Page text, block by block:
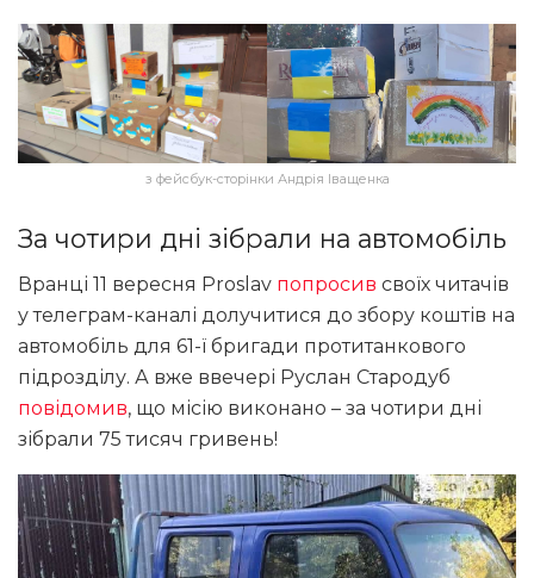
з фейсбук-сторінки Андрія Іващенка
За чотири дні зібрали на автомобіль
Вранці 11 вересня Proslav попросив своїх читачів
у телеграм-каналі долучитися до збору коштів на
автомобіль для 61-ї бригади протитанкового
підрозділу. А вже ввечері Руслан Стародуб
повідомив, що місію виконано – за чотири дні
зібрали 75 тисяч гривень!